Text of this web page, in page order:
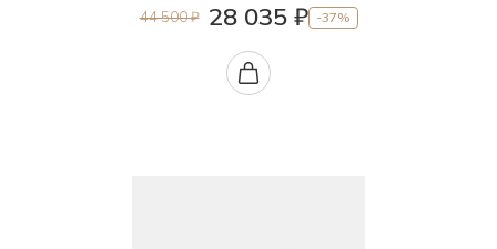
44 500 ₽ 28 035 ₽ -37%